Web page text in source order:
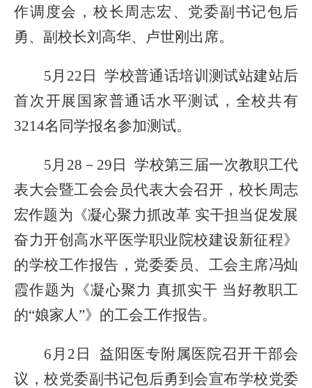
作调度会，校长周志宏、党委副书记包后
勇、 副校长刘高华、卢世刚出席。
5月22日 学校普通话培训测试站建站后
首次开展 国家普通话水平测试，全校共有
3214名同学报名参加测试。
5月28 － 29日 学校第三届一次教职工代
表大会暨工会会员代表大会召开 ，校长周志
宏作题为《凝心聚力抓改革 实干担当促发展
奋力开创高水平医学职业院校建设新征程》
的学校工作报告，党委委员、工会主席冯灿
霞作题为《凝心聚力 真抓实干 当好教职工
的“娘家人”》的工会工作报告。
6月2日 益阳医专附属医院召开干部会
议，校党委副书记包后勇到会宣布学校党委